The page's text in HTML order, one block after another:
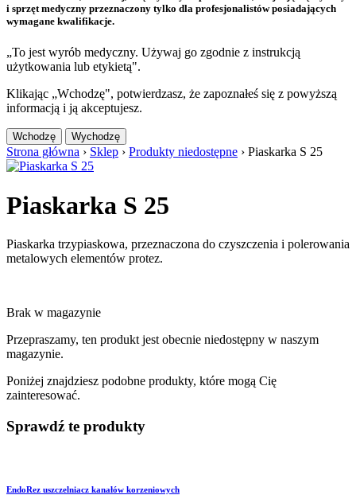
i sprzęt medyczny przeznaczony tylko dla profesjonalistów posiadających
wymagane kwalifikacje.
„To jest wyrób medyczny. Używaj go zgodnie z instrukcją
użytkowania lub etykietą".
Klikając „Wchodzę", potwierdzasz, że zapoznałeś się z powyższą
informacją i ją akceptujesz.
Wchodzę Wychodzę
Strona główna › Sklep › Produkty niedostępne › Piaskarka S 25
Piaskarka S 25
Piaskarka trzypiaskowa, przeznaczona do czyszczenia i polerowania
metalowych elementów protez.
Brak w magazynie
Przepraszamy, ten produkt jest obecnie niedostępny w naszym
magazynie.
Poniżej znajdziesz podobne produkty, które mogą Cię
zainteresować.
Sprawdź te produkty
EndoRez uszczelniacz kanałów korzeniowych